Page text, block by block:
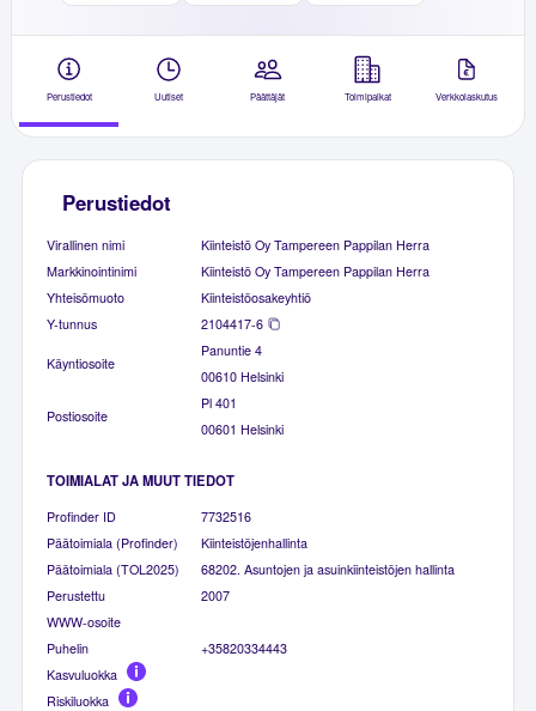
Perustiedot Uutiset Päättäjät Toimipaikat Verkkolaskutus
Perustiedot
Virallinen nimi
Kiinteistö Oy Tampereen Pappilan Herra
Markkinointinimi
Kiinteistö Oy Tampereen Pappilan Herra
Yhteisömuoto
Kiinteistöosakeyhtiö
Y-tunnus
2104417-6
Käyntiosoite
Panuntie 4
00610 Helsinki
Postiosoite
Pl 401
00601 Helsinki
TOIMIALAT JA MUUT TIEDOT
Profinder ID
7732516
Päätoimiala (Profinder)
Kiinteistöjenhallinta
Päätoimiala (TOL2025)
68202. Asuntojen ja asuinkiinteistöjen hallinta
Perustettu
2007
WWW-osoite
Puhelin
+35820334443
Kasvuluokka
Riskiluokka